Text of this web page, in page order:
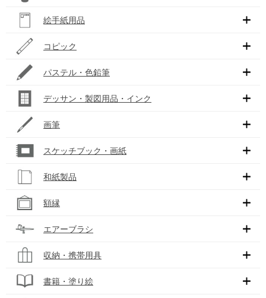
絵手紙用品
コピック
パステル・色鉛筆
デッサン・製図用品・インク
画筆
スケッチブック・画紙
和紙製品
額縁
エアーブラシ
収納・携帯用具
書籍・塗り絵